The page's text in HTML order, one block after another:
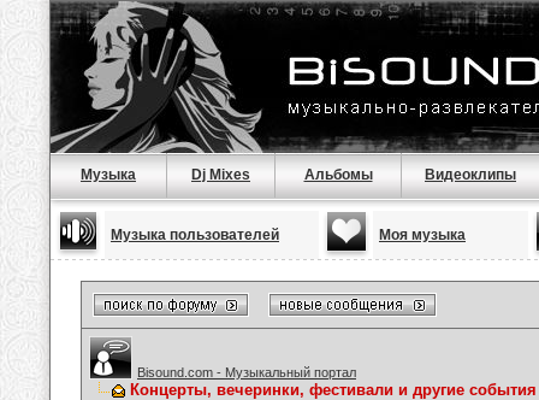
Музыка Dj Mixes Альбомы Видеоклипы
Музыка пользователей Моя музыка
Bisound.com - Музыкальный портал
Концерты, вечеринки, фестивали и другие события